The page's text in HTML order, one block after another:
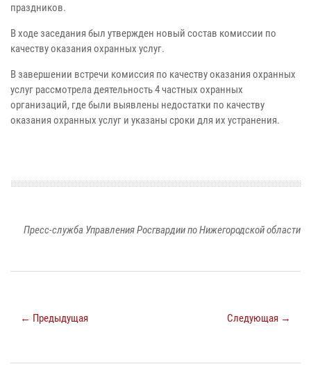
праздников.
В ходе заседания был утвержден новый состав комиссии по
качеству оказания охранных услуг.
В завершении встречи комиссия по качеству оказания охранных
услуг рассмотрела деятельность 4 частных охранных
организаций, где были выявлены недостатки по качеству
оказания охранных услуг и указаны сроки для их устранения.
Пресс-служба Управления Росгвардии по Нижегородской области
← Предыдущая Следующая →